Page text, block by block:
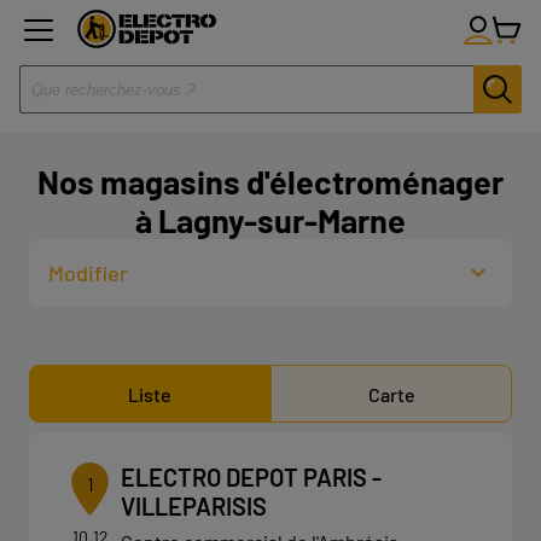
Nos magasins d'électroménager
à Lagny-sur-Marne
Modifier
Liste Carte
1
10.12
ELECTRO DEPOT PARIS -
VILLEPARISIS